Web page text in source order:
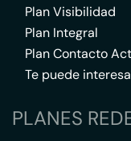
Plan Visibilidad
Plan Integral
Plan Contacto
Te puede
PLANES